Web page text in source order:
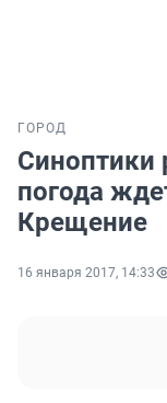
ГОРОД
Синоптики
погода
Крещение
16 января 2017, 14:33